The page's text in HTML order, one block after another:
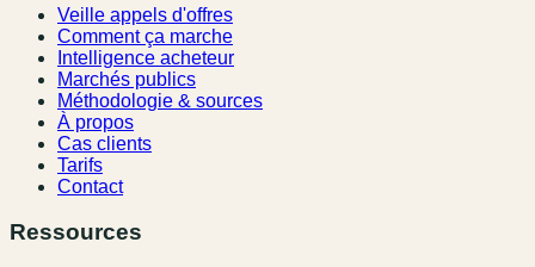
Veille appels d'offres
Comment ça marche
Intelligence acheteur
Marchés publics
Méthodologie & sources
À propos
Cas clients
Tarifs
Contact
Ressources